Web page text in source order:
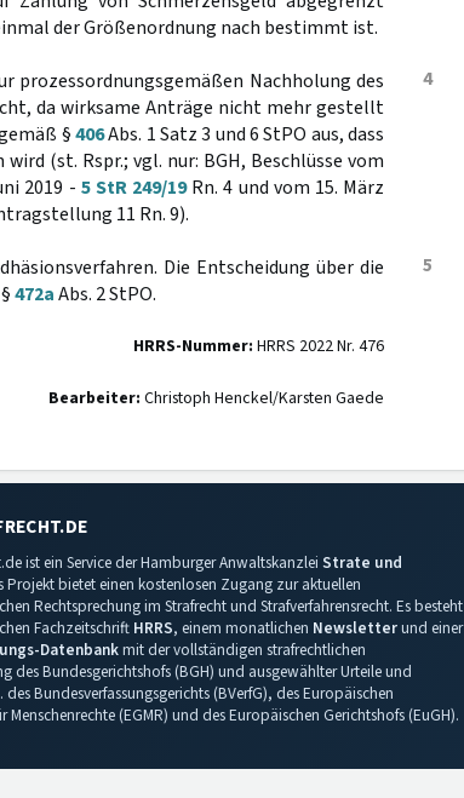
der Größenordnung nach bestimmt ist.
4
prozessordnungsgemäßen Nachholung des
da wirksame Anträge nicht mehr gestellt
§406Abs. 1 Satz 3 und 6 StPO aus, dass
(st. Rspr.; vgl. nur: BGH, Beschlüsse vom
2019 - 5 StR 249/19Rn. 4 und vom 15. März
11 Rn. 9).
5
Die Entscheidung über die
472aAbs. 2 StPO.
HRRS-Nummer: HRRS 2022 Nr. 476
Bearbeiter: Christoph Henckel/Karsten Gaede
ist ein Service der Hamburger Anwaltskanzlei Strate und
Projekt bietet einen kostenlosen Zugang zur aktuellen
Rechtsprechung im Strafrecht und Strafverfahrensrecht. Es besteht
Fachzeitschrift HRRS, einem monatlichen Newsletterund einer
Datenbankmit der vollständigen strafrechtlichen
des Bundesgerichtshofs (BGH) und ausgewählter Urteile und
des Bundesverfassungsgerichts (BVerfG), des Europäischen
Menschenrechte (EGMR) und des Europäischen Gerichtshofs (EuGH).